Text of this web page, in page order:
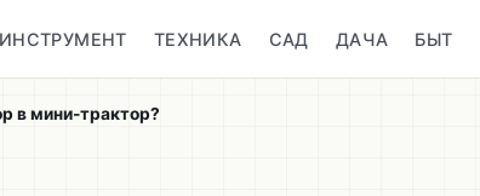
ИНСТРУМЕНТ ТЕХНИКА САД ДАЧА БЫТ
в мини-трактор?